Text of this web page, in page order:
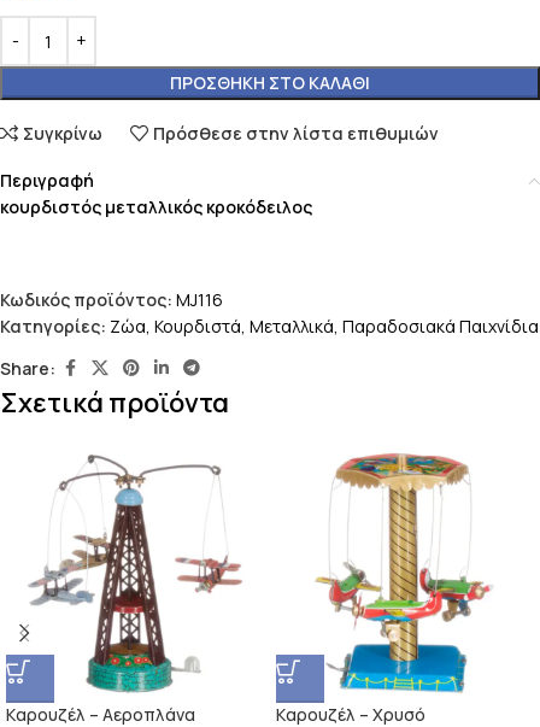
ΠΡΟΣΘΉΚΗ ΣΤΟ ΚΑΛΆΘΙ
Συγκρίνω Πρόσθεσε στην λίστα επιθυμιών
Περιγραφή
κουρδιστός μεταλλικός κροκόδειλος
Κωδικός προϊόντος: MJ116
Κατηγορίες: Ζώα, Κουρδιστά, Μεταλλικά, Παραδοσιακά Παιχνίδια
Share:
Σχετικά προϊόντα
Kαρουζέλ – Αεροπλάνα Kαρουζέλ – Χρυσό